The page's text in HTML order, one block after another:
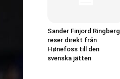
Sander Finjord Ringberg
reser direkt från
Hønefoss till den
svenska jätten